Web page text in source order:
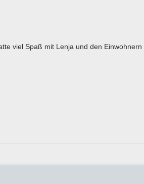
viel Spaß mit Lenja und den Einwohnern